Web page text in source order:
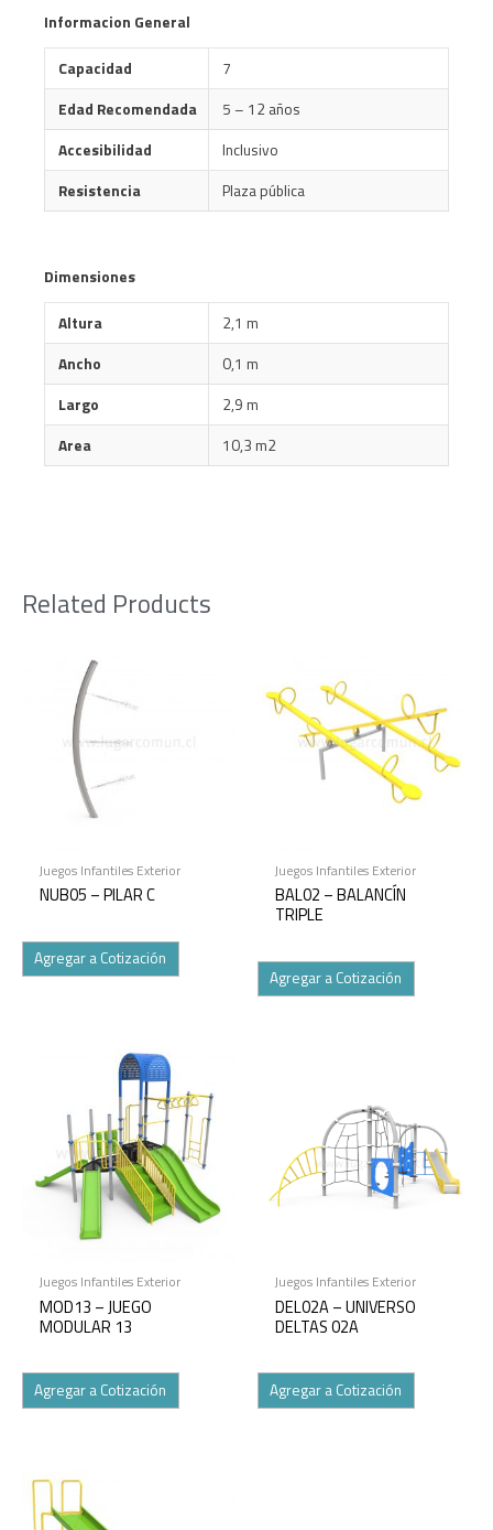
Informacion General
Capacidad
7
Edad Recomendada
5 – 12 años
Accesibilidad
Inclusivo
Resistencia
Plaza pública
Dimensiones
Altura
2,1 m
Ancho
0,1 m
Largo
2,9 m
Area
10,3 m2
Related Products
Juegos Infantiles Exterior
NUB05 – PILAR C
Agregar a Cotización
Juegos Infantiles Exterior
BAL02 – BALANCÍN
TRIPLE
Agregar a Cotización
Juegos Infantiles Exterior
MOD13 – JUEGO
MODULAR 13
Agregar a Cotización
Juegos Infantiles Exterior
DEL02A – UNIVERSO
DELTAS 02A
Agregar a Cotización